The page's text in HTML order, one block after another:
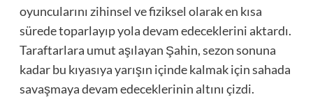
oyuncularını zihinsel ve fiziksel olarak en kısa
sürede toparlayıp yola devam edeceklerini aktardı.
Taraftarlara umut aşılayan Şahin, sezon sonuna
kadar bu kıyasıya yarışın içinde kalmak için sahada
savaşmaya devam edeceklerinin altını çizdi.